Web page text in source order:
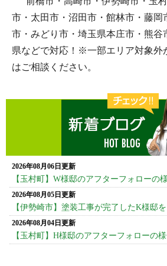
市・太田市・沼田市・館林市・藤岡
市・みどり市・埼玉県本庄市・熊谷
県などで対応！※一部エリア対象外
はご相談ください。
2026年08月06日更新
【玉村町】W様邸のアフターフォローの
2026年08月05日更新
【伊勢崎市】塗装工事が完了したK様邸を
2026年08月04日更新
【玉村町】H様邸のアフターフォローの